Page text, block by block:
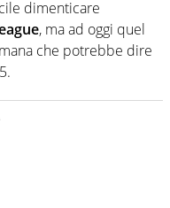
dimenticare
, ma ad oggi quel
che potrebbe dire